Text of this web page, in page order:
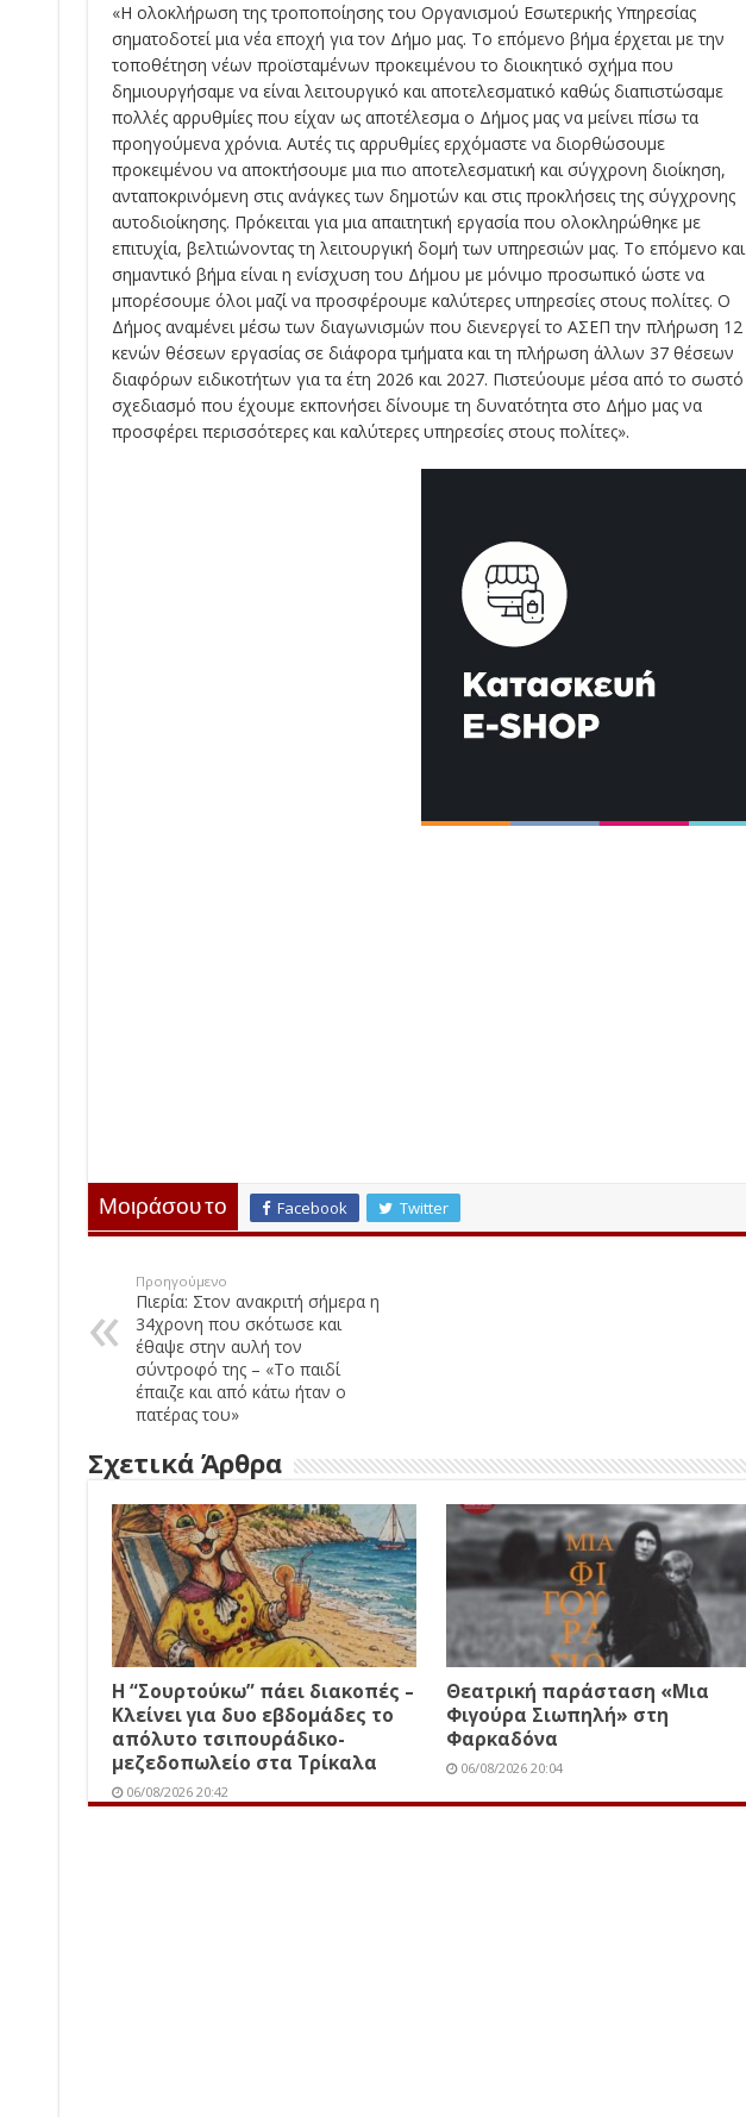
«Η ολοκλήρωση της τροποποίησης του Οργανισμού Εσωτερικής Υπηρεσίας
σηματοδοτεί μια νέα εποχή για τον Δήμο μας. Το επόμενο βήμα έρχεται με την
τοποθέτηση νέων προϊσταμένων προκειμένου το διοικητικό σχήμα που
δημιουργήσαμε να είναι λειτουργικό και αποτελεσματικό καθώς διαπιστώσαμε
πολλές αρρυθμίες που είχαν ως αποτέλεσμα ο Δήμος μας να μείνει πίσω τα
προηγούμενα χρόνια. Αυτές τις αρρυθμίες ερχόμαστε να διορθώσουμε
προκειμένου να αποκτήσουμε μια πιο αποτελεσματική και σύγχρονη διοίκηση,
ανταποκρινόμενη στις ανάγκες των δημοτών και στις προκλήσεις της σύγχρονης
αυτοδιοίκησης. Πρόκειται για μια απαιτητική εργασία που ολοκληρώθηκε με
επιτυχία, βελτιώνοντας τη λειτουργική δομή των υπηρεσιών μας. Το επόμενο και
σημαντικό βήμα είναι η ενίσχυση του Δήμου με μόνιμο προσωπικό ώστε να
μπορέσουμε όλοι μαζί να προσφέρουμε καλύτερες υπηρεσίες στους πολίτες. Ο
Δήμος αναμένει μέσω των διαγωνισμών που διενεργεί το ΑΣΕΠ την πλήρωση 12
κενών θέσεων εργασίας σε διάφορα τμήματα και τη πλήρωση άλλων 37 θέσεων
διαφόρων ειδικοτήτων για τα έτη 2026 και 2027. Πιστεύουμε μέσα από το σωστό
σχεδιασμό που έχουμε εκπονήσει δίνουμε τη δυνατότητα στο Δήμο μας να
προσφέρει περισσότερες και καλύτερες υπηρεσίες στους πολίτες».
Μοιράσου το Facebook Twitter
Προηγούμενο
Πιερία: Στον ανακριτή σήμερα η
34χρονη που σκότωσε και
έθαψε στην αυλή τον
σύντροφό της – «Το παιδί
έπαιζε και από κάτω ήταν ο
πατέρας του»
Σχετικά Άρθρα
Η “Σουρτούκω” πάει διακοπές –
Κλείνει για δυο εβδομάδες το
απόλυτο τσιπουράδικο-
μεζεδοπωλείο στα Τρίκαλα
06/08/2026 20:42
Θεατρική παράσταση «Μια
Φιγούρα Σιωπηλή» στη
Φαρκαδόνα
06/08/2026 20:04